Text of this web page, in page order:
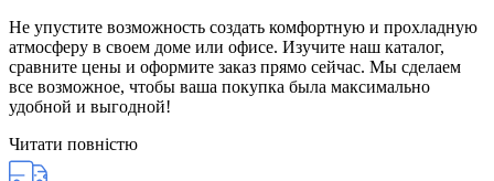
Не упустите возможность создать комфортную и прохладную
атмосферу в своем доме или офисе. Изучите наш каталог,
сравните цены и оформите заказ прямо сейчас. Мы сделаем
все возможное, чтобы ваша покупка была максимально
удобной и выгодной!
Читати повністю